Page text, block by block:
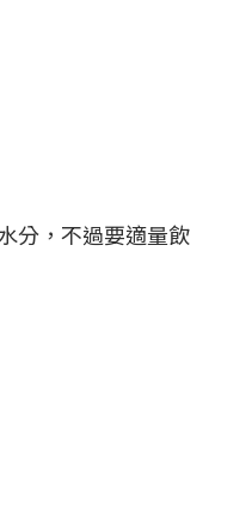
分，不過要適量飲